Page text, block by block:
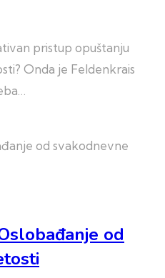
pristup opuštanju
Onda je Feldenkrais
od